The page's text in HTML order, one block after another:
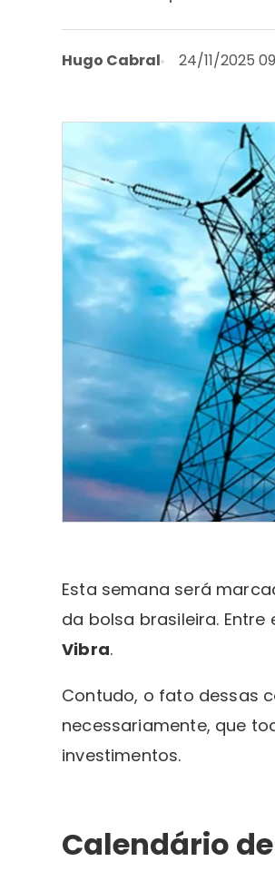
Hugo Cabral 24/11/2025
Esta semana será
da bolsa brasileira.
Vibra.
Contudo, o fato dessas
necessariamente, que
investimentos.
Calendário